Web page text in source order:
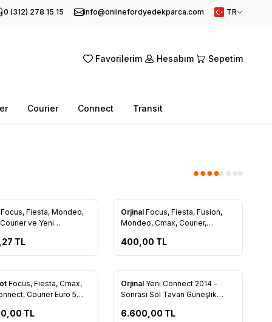
0 (312) 278 15 15 info@onlinefordyedekparca.com TR
Favorilerim Hesabım Sepetim
Courier Connect Transit
Ekle
Focus, Fiesta, Mondeo,
ve Yeni
9155 BA
TL
Favorilere Ekle
Orjinal Focus, Fiesta, Fusion,
Mondeo, Cmax, Courier,
T6714 FDE
400,00 TL
Ekle
Focus, Fiesta, Cmax,
Courier Euro 5
Orjinal AV6Q 6C032 AA
TL
Yeni
Favorilere Ekle
Tükendi
Orjinal Yeni Connect 2014 -
Sonrası Sol Tavan Güneşlik
6.600,00 TL